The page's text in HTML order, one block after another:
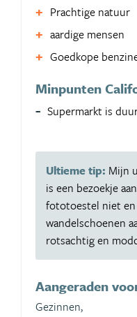
Prachtige natuur
aardige mensen
Goedkope
Minpunten
Supermarkt is
Ultieme tip: Mijn
is een bezoekje
fototoestel niet
wandelschoenen
rotsachtig en
Aangeraden
Gezinnen,